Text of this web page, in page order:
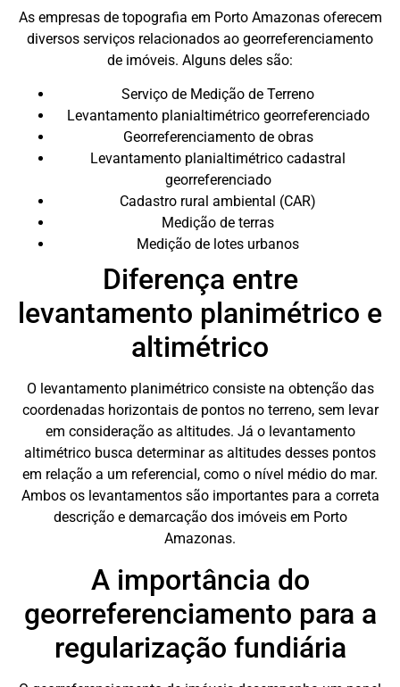
As empresas de topografia em Porto Amazonas oferecem
diversos serviços relacionados ao georreferenciamento
de imóveis. Alguns deles são:
Serviço de Medição de Terreno
Levantamento planialtimétrico georreferenciado
Georreferenciamento de obras
Levantamento planialtimétrico cadastral
georreferenciado
Cadastro rural ambiental (CAR)
Medição de terras
Medição de lotes urbanos
Diferença entre
levantamento planimétrico e
altimétrico
O levantamento planimétrico consiste na obtenção das
coordenadas horizontais de pontos no terreno, sem levar
em consideração as altitudes. Já o levantamento
altimétrico busca determinar as altitudes desses pontos
em relação a um referencial, como o nível médio do mar.
Ambos os levantamentos são importantes para a correta
descrição e demarcação dos imóveis em Porto
Amazonas.
A importância do
georreferenciamento para a
regularização fundiária